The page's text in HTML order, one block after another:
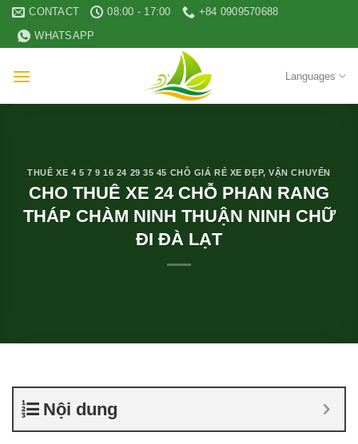
Skip
content
CONTACT 08:00 - 17:00
+84 0909570688
WHATSAPP
Languages
THUÊ XE 4 5 7 9 16 24 29 35 45 CHỖ GIÁ RẺ XE ĐẸP,VẬN CHUYỂN
CHO THUÊ XE 24 CHỖ PHAN RANG
THÁP CHÀM NINH THUẬN NINH CHỮ
ĐI ĐÀ LẠT
Nội dung